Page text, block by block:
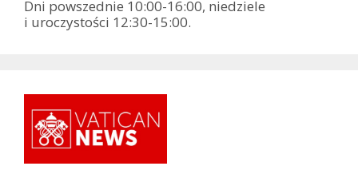
Dni powszednie 10:00-16:00, niedziele
i uroczystości 12:30-15:00.